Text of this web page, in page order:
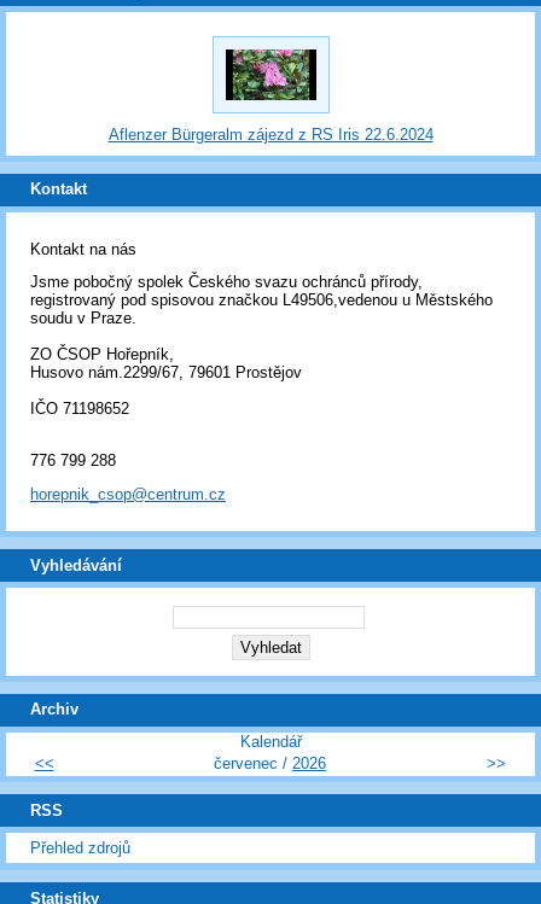
Aflenzer Bürgeralm zájezd z RS Iris 22.6.2024
Kontakt
Kontakt na nás
Jsme pobočný spolek Českého svazu ochránců přírody,
registrovaný pod spisovou značkou L49506,vedenou u Městského
soudu v Praze.
ZO ČSOP Hořepník,
Husovo nám.2299/67, 79601 Prostějov
IČO 71198652
776 799 288
horepnik_csop@centrum.cz
Vyhledávání
Archiv
Kalendář
<<
červenec / 2026 >>
RSS
Přehled zdrojů
Statistiky